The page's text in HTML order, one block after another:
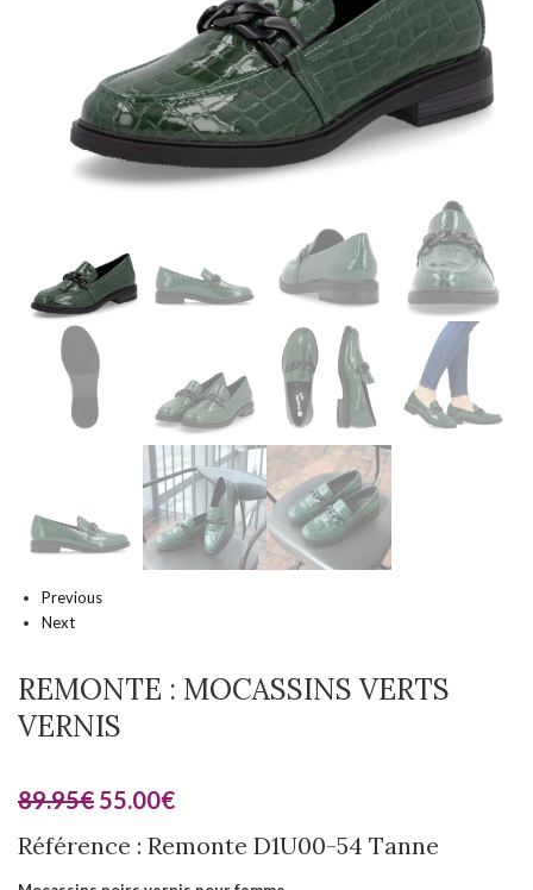
Previous
Next
REMONTE : MOCASSINS VERTS
VERNIS
89.95€ 55.00€
Référence : Remonte D1U00-54 Tanne